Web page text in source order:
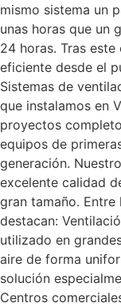
mismo sistema un
unas horas que un
24 horas. Tras
eficiente desde el
Sistemas de
que instalamos en
proyectos
equipos de
generación.
excelente calidad
gran tamaño. Entre
destacan:
utilizado en
aire de forma
solución
Centros